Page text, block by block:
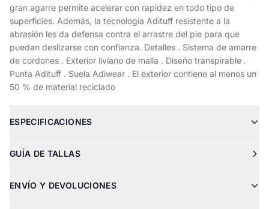
gran agarre permite acelerar con rapidez en todo tipo de
superficies. Además, la tecnología Adituff resistente a la
abrasión les da defensa contra el arrastre del pie para que
puedan deslizarse con confianza. Detalles . Sistema de amarre
de cordones . Exterior liviano de malla . Diseño transpirable .
Punta Adituff . Suela Adiwear . El exterior contiene al menos un
50 % de material reciclado
ESPECIFICACIONES
GUÍA DE TALLAS
ENVÍO Y DEVOLUCIONES